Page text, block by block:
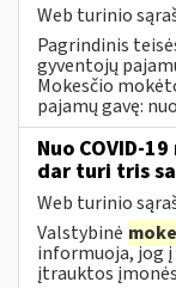
Web turinio
Pagrindinis
gyventojų
Mokesčio
pajamų gavę:
Nuo COVID-
dar turi tris
Web turinio
Valstybinė
informuoja, jog į
įtrauktos įmonės